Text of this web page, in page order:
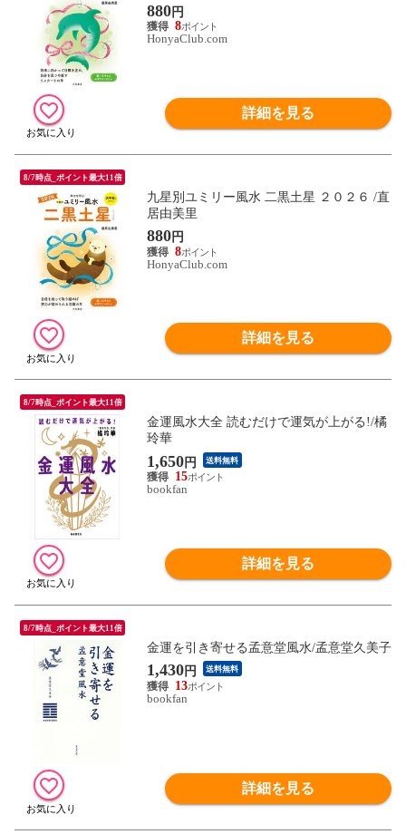
880円
8
HonyaClub.com
詳細を見る
8/7時点_ポイント最大11倍
九星別ユミリー風水 二黒土星 ２０２６ /直
居由美里
880円
8
HonyaClub.com
詳細を見る
8/7時点_ポイント最大11倍
金運風水大全 読むだけで運気が上がる!/橘
玲華
1,650円 送料無料
15
bookfan
詳細を見る
8/7時点_ポイント最大11倍
金運を引き寄せる孟意堂風水/孟意堂久美子
1,430円 送料無料
13
bookfan
詳細を見る